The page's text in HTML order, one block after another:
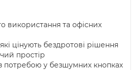
використання та офісних
цінують бездротові рішення
простір
потребою у безшумних кнопках